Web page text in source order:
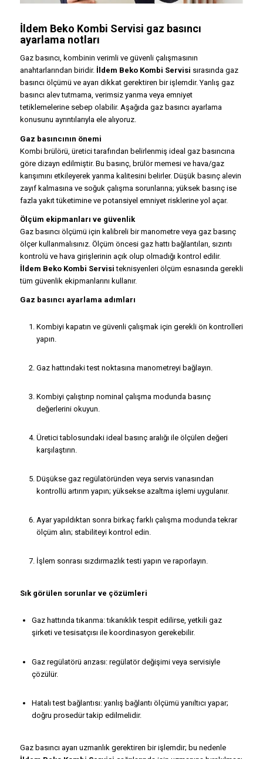
İldem Beko Kombi Servisi gaz basıncı
ayarlama notları
Gaz basıncı, kombinin verimli ve güvenli çalışmasının
anahtarlarından biridir. İldem Beko Kombi Servisi sırasında gaz
basıncı ölçümü ve ayarı dikkat gerektiren bir işlemdir. Yanlış gaz
basıncı alev tutmama, verimsiz yanma veya emniyet
tetiklemelerine sebep olabilir. Aşağıda gaz basıncı ayarlama
konusunu ayrıntılarıyla ele alıyoruz.
Gaz basıncının önemi
Kombi brülörü, üretici tarafından belirlenmiş ideal gaz basıncına
göre dizayn edilmiştir. Bu basınç, brülör memesi ve hava/gaz
karışımını etkileyerek yanma kalitesini belirler. Düşük basınç alevin
zayıf kalmasına ve soğuk çalışma sorunlarına; yüksek basınç ise
fazla yakıt tüketimine ve potansiyel emniyet risklerine yol açar.
Ölçüm ekipmanları ve güvenlik
Gaz basıncı ölçümü için kalibreli bir manometre veya gaz basınç
ölçer kullanmalısınız. Ölçüm öncesi gaz hattı bağlantıları, sızıntı
kontrolü ve hava girişlerinin açık olup olmadığı kontrol edilir.
İldem Beko Kombi Servisi teknisyenleri ölçüm esnasında gerekli
tüm güvenlik ekipmanlarını kullanır.
Gaz basıncı ayarlama adımları
Kombiyi kapatın ve güvenli çalışmak için gerekli ön kontrolleri
yapın.
Gaz hattındaki test noktasına manometreyi bağlayın.
Kombiyi çalıştırıp nominal çalışma modunda basınç
değerlerini okuyun.
Üretici tablosundaki ideal basınç aralığı ile ölçülen değeri
karşılaştırın.
Düşükse gaz regülatöründen veya servis vanasından
kontrollü artırım yapın; yüksekse azaltma işlemi uygulanır.
Ayar yapıldıktan sonra birkaç farklı çalışma modunda tekrar
ölçüm alın; stabiliteyi kontrol edin.
İşlem sonrası sızdırmazlık testi yapın ve raporlayın.
Sık görülen sorunlar ve çözümleri
Gaz hattında tıkanma: tıkanıklık tespit edilirse, yetkili gaz
şirketi ve tesisatçısı ile koordinasyon gerekebilir.
Gaz regülatörü arızası: regülatör değişimi veya servisiyle
çözülür.
Hatalı test bağlantısı: yanlış bağlantı ölçümü yanıltıcı yapar;
doğru prosedür takip edilmelidir.
Gaz basıncı ayarı uzmanlık gerektiren bir işlemdir; bu nedenle